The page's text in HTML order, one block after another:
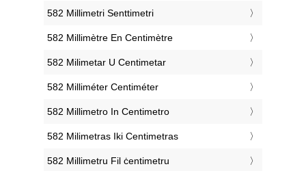
‎582 Millimetri Senttimetri
‎582 Millimètre En Centimètre
‎582 Milimetar U Centimetar
‎582 Milliméter Centiméter
‎582 Millimetro In Centimetro
‎582 Milimetras Iki Centimetras
‎582 Millimetru Fil ċentimetru